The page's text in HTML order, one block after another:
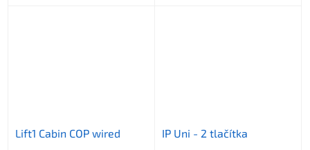
Lift1 Cabin COP wired IP Uni - 2 tlačítka